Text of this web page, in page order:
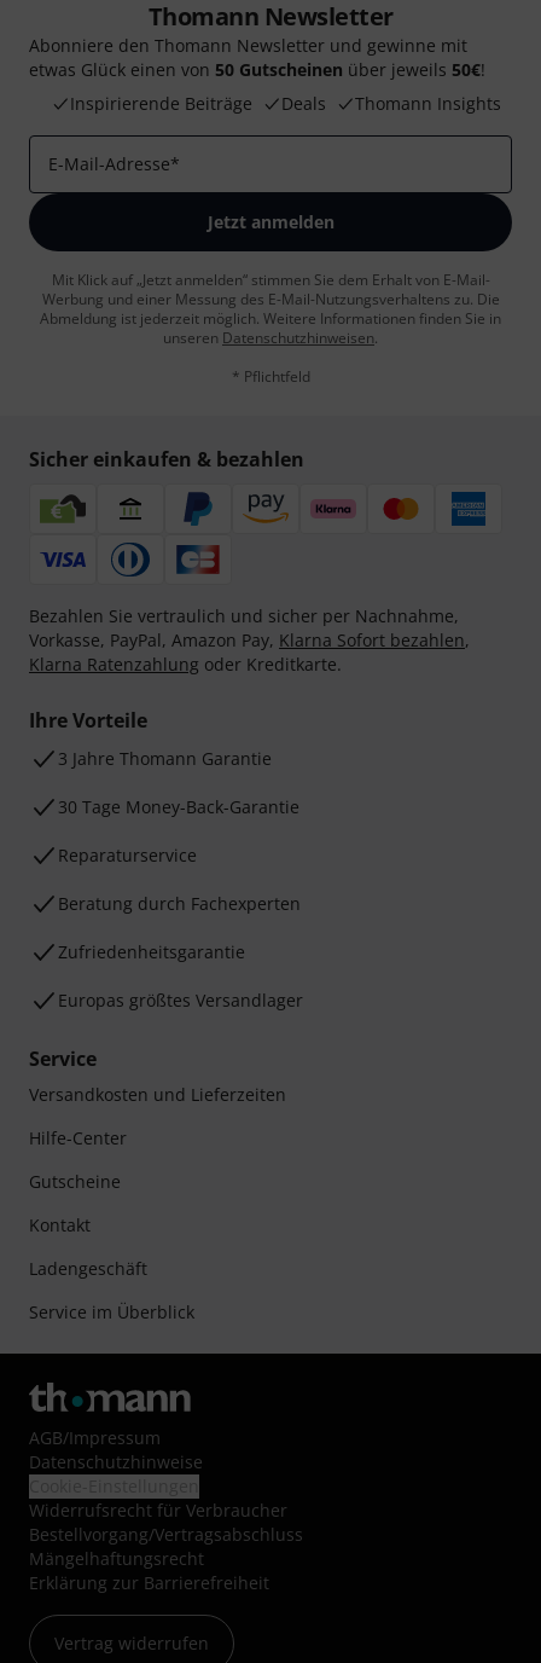
Thomann Newsletter
Abonniere den Thomann Newsletter und gewinne mit
etwas Glück einen von 50 Gutscheinen über jeweils 50€!
Inspirierende Beiträge
Deals Thomann Insights
E-Mail-Adresse*
Jetzt anmelden
Mit Klick auf „Jetzt anmelden“ stimmen Sie dem Erhalt von E-Mail-
Werbung und einer Messung des E-Mail-Nutzungsverhaltens zu. Die
Abmeldung ist jederzeit möglich. Weitere Informationen finden Sie in
unseren Datenschutzhinweisen.
* Pflichtfeld
Sicher einkaufen & bezahlen
Bezahlen Sie vertraulich und sicher per Nachnahme,
Vorkasse, PayPal, Amazon Pay, Klarna Sofort bezahlen,
Klarna Ratenzahlung oder Kreditkarte.
Ihre Vorteile
3 Jahre Thomann Garantie
30 Tage Money-Back-Garantie
Reparaturservice
Beratung durch Fachexperten
Zufriedenheitsgarantie
Europas größtes Versandlager
Service
Versandkosten und Lieferzeiten
Hilfe-Center
Gutscheine
Kontakt
Ladengeschäft
Service im Überblick
AGB/Impressum
Datenschutzhinweise
Widerrufsrecht für Verbraucher
Bestellvorgang/Vertragsabschluss
Mängelhaftungsrecht
Erklärung zur Barrierefreiheit
Vertrag widerrufen